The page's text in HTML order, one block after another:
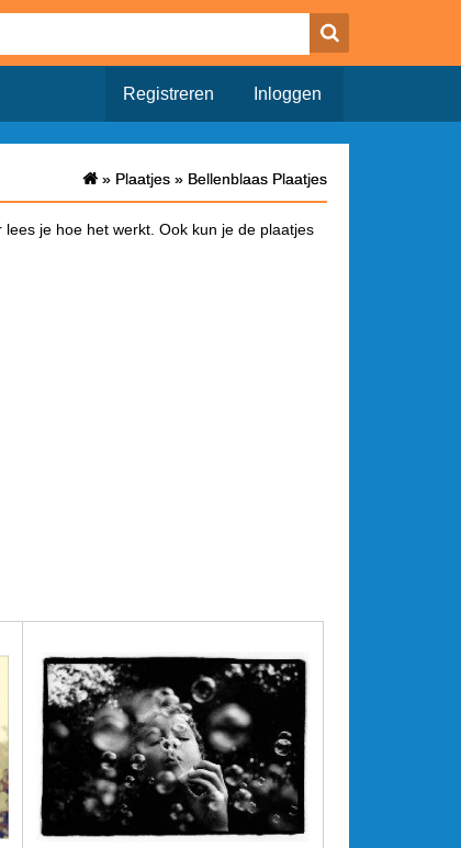
Registreren Inloggen
» Plaatjes » Bellenblaas Plaatjes
» Plaatjes » Bellenblaas Plaatjes
je hoe het werkt. Ook kun je de plaatjes